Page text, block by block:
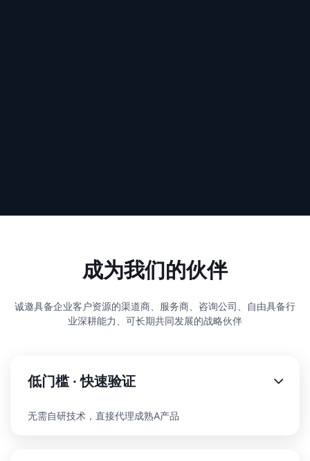
成为我们的伙伴
诚邀具备企业客户资源的渠道商、服务商、咨询公司、自由具备行
业深耕能力、可长期共同发展的战略伙伴
低门槛 · 快速验证
无需自研技术，直接代理成熟A产品